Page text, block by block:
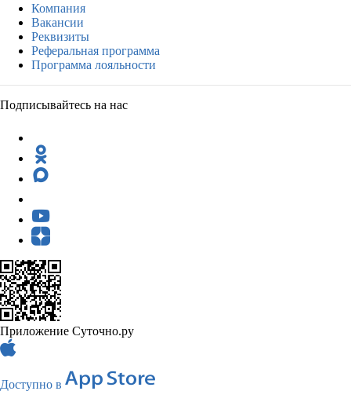
Компания
Вакансии
Реквизиты
Реферальная программа
Программа лояльности
Подписывайтесь на нас
Приложение Суточно.ру
Доступно в